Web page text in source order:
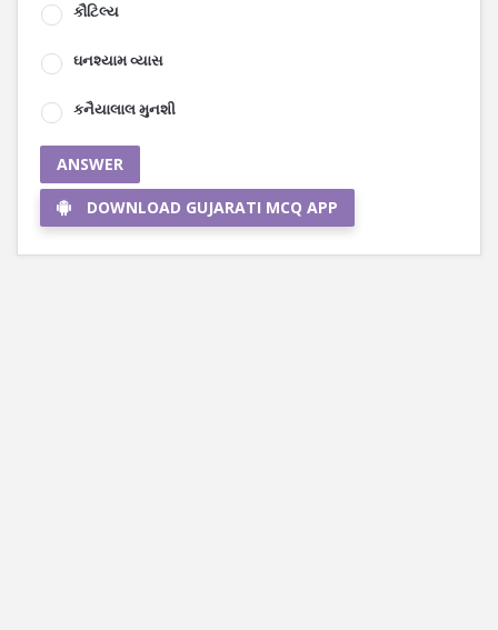
કૌટિલ્ય
ઘનશ્યામ વ્યાસ
કનૈયાલાલ મુનશી
ANSWER
DOWNLOAD GUJARATI MCQ APP